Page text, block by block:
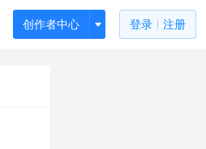
创作者中心 登录 注册